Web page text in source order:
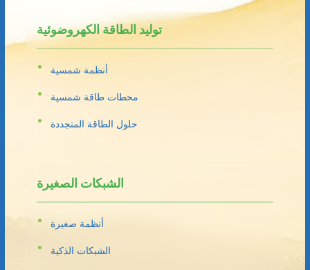
توليد الطاقة الكهروضوئية
أنظمة شمسية
محطات طاقة شمسية
حلول الطاقة المتجددة
الشبكات الصغيرة
أنظمة صغيرة
الشبكات الذكية